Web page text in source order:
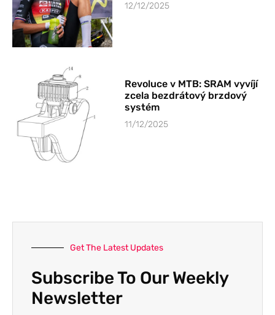
12/12/2025
Revoluce v MTB: SRAM vyvíjí
zcela bezdrátový brzdový
systém
11/12/2025
Get The Latest Updates
Subscribe To Our Weekly
Newsletter